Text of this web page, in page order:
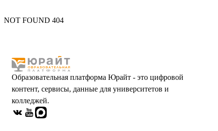
NOT FOUND 404
Образовательная платформа Юрайт - это цифровой
контент, сервисы, данные для университетов и
колледжей.